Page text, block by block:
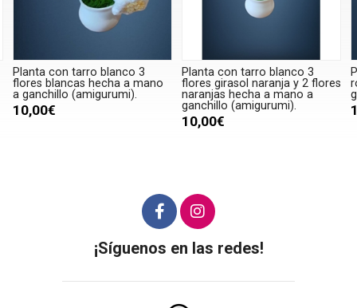
Planta con tarro blanco 3
flores blancas hecha a mano
a ganchillo (amigurumi).
10,00€
Planta con tarro blanco 3
flores girasol naranja y 2 flores
naranjas hecha a mano a
ganchillo (amigurumi).
10,00€
¡Síguenos en las redes!